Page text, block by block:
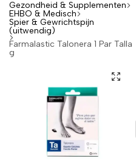
Gezondheid & Supplementen
EHBO & Medisch
Spier & Gewrichtspijn
(uitwendig)
Farmalastic Talonera 1 Par Talla
g